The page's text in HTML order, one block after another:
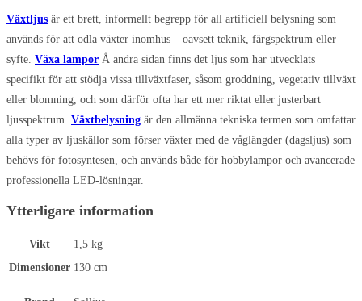
Växtljus är ett brett, informellt begrepp för all artificiell belysning som
används för att odla växter inomhus – oavsett teknik, färgspektrum eller
syfte. Växa lampor Å andra sidan finns det ljus som har utvecklats
specifikt för att stödja vissa tillväxtfaser, såsom groddning, vegetativ tillväxt
eller blomning, och som därför ofta har ett mer riktat eller justerbart
ljusspektrum. Växtbelysning är den allmänna tekniska termen som omfattar
alla typer av ljuskällor som förser växter med de våglängder (dagsljus) som
behövs för fotosyntesen, och används både för hobbylampor och avancerade
professionella LED-lösningar.
Ytterligare information
Vikt
1,5 kg
Dimensioner 130 cm